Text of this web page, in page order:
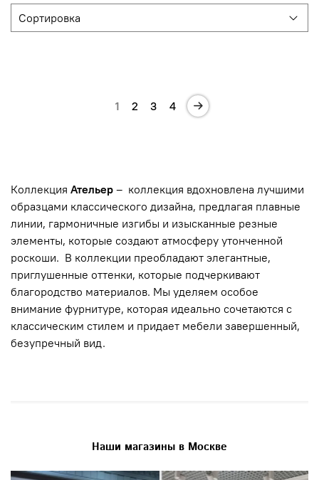
1 2 3 4
Коллекция Ательер – коллекция вдохновлена лучшими
образцами классического дизайна, предлагая плавные
линии, гармоничные изгибы и изысканные резные
элементы, которые создают атмосферу утонченной
роскоши. В коллекции преобладают элегантные,
приглушенные оттенки, которые подчеркивают
благородство материалов. Мы уделяем особое
внимание фурнитуре, которая идеально сочетаются с
классическим стилем и придает мебели завершенный,
безупречный вид.
Наши магазины в Москве